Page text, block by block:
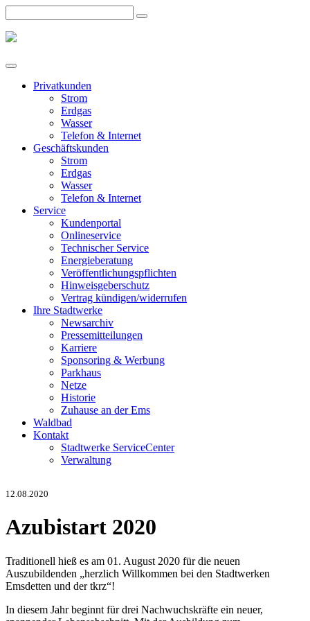
Privatkunden
Strom
Erdgas
Wasser
Telefon & Internet
Geschäftskunden
Strom
Erdgas
Wasser
Telefon & Internet
Service
Kundenportal
Onlineservice
Technischer Service
Energieberatung
Veröffentlichungspflichten
Hinweisgeberschutz
Vertrag kündigen/widerrufen
Ihre Stadtwerke
Newsarchiv
Pressemitteilungen
Karriere
Sponsoring & Werbung
Parkhaus
Netze
Historie
Zuhause an der Ems
Waldbad
Kontakt
Stadtwerke ServiceCenter
Verwaltung
12.08.2020
Azubistart 2020
Traditionell hieß es am 01. August 2020 für die neuen
Auszubildenden „herzlich Willkommen bei den Stadtwerken
Emsdetten und der tkrz“!
In diesem Jahr beginnt für drei Nachwuchskräfte ein neuer,